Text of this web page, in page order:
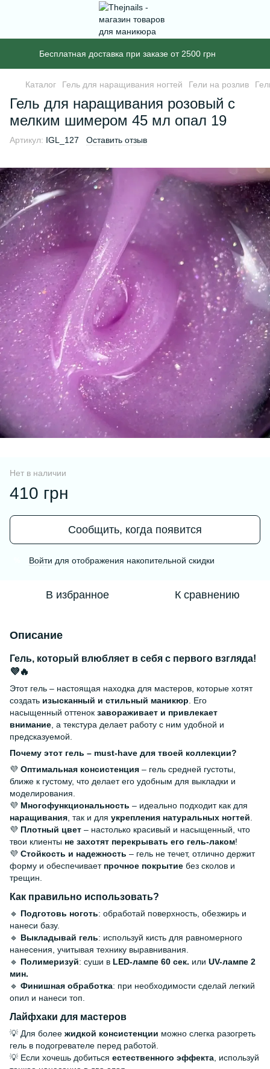
Бесплатная доставка при заказе от 2500 грн
Каталог Гель для наращивания ногтей Гели на розлив
Гель для наращивания розовый с
мелким шимером 45 мл опал 19
Артикул: IGL_127 Оставить отзыв
Нет в наличии
410 грн
Сообщить, когда появится
Войти для отображения накопительной скидки
В избранное К сравнению
Описание
Гель, который влюбляет в себя с первого взгляда!
💜🔥
Этот гель – настоящая находка для мастеров, которые хотят
создать изысканный и стильный маникюр . Его
насыщенный оттенок завораживает и привлекает
внимание , а текстура делает работу с ним удобной и
предсказуемой.
Почему этот гель – must-have для твоей коллекции?
💜 Оптимальная консистенция – гель средней густоты,
ближе к густому, что делает его удобным для выкладки и
моделирования.
💜 Многофункциональность – идеально подходит как для
наращивания , так и для укрепления натуральных ногтей
💜 Плотный цвет – настолько красивый и насыщенный, что
твои клиенты не захотят перекрывать его гель-лаком!
💜 Стойкость и надежность – гель не течет, отлично держит
форму и обеспечивает прочное покрытие без сколов и
трещин.
Как правильно использовать?
🔹 Подготовь ноготь: обработай поверхность, обезжирь и
нанеси базу.
🔹 Выкладывай гель: используй кисть для равномерного
нанесения, учитывая технику выравнивания.
🔹 Полимеризуй: суши в LED-лампе 60 сек. или UV-лампе 2
мин.
🔹 Финишная обработка: при необходимости сделай легкий
опил и нанеси топ.
Лайфхаки для мастеров
💡 Для более жидкой консистенции можно слегка разогреть
гель в подогревателе перед работой.
💡 Если хочешь добиться естественного эффекта , используй